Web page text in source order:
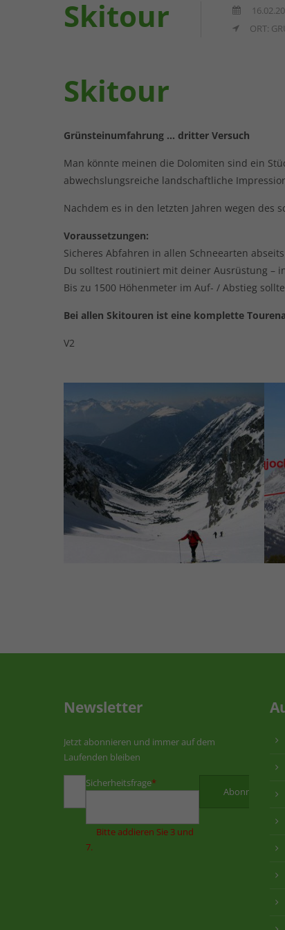
Skitour
ORT:
Skitour
Grünsteinumfahrung ... dritter Versuch
Man könnte meinen die Dolomiten sind ein
abwechslungsreiche landschaftliche
Nachdem es in den letzten Jahren wegen des
Voraussetzungen:
Sicheres Abfahren in allen Schneearten
Du solltest routiniert mit deiner Ausrüstung –
Bis zu 1500 Höhenmeter im Auf- / Abstieg
Bei allen Skitouren ist eine komplette
V2
Newsletter
Jetzt abonnieren und immer auf dem
Laufenden bleiben
Sicherheitsfrage*
Bitte addieren Sie 3 und
7.